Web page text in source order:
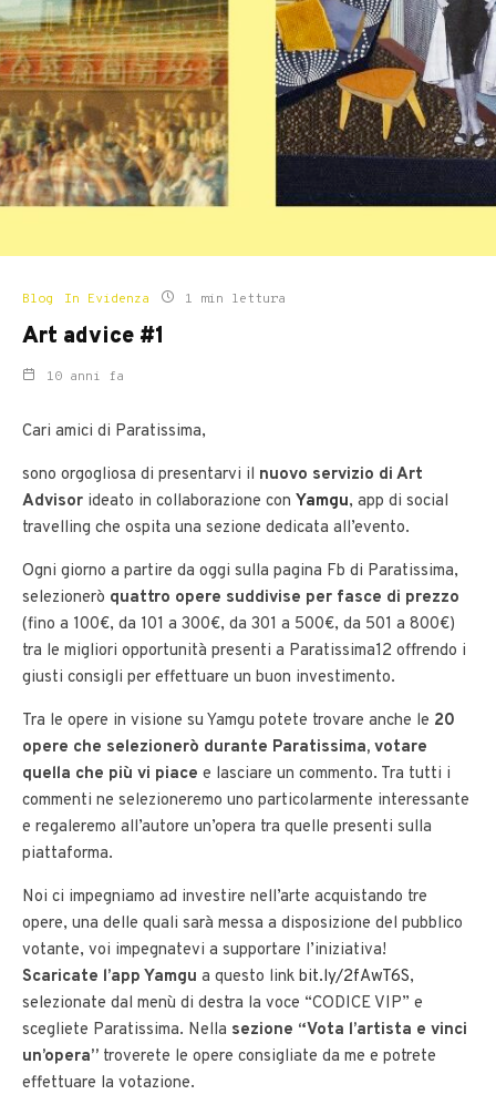
Blog In Evidenza 1 min lettura
Art advice #1
10 anni fa
Cari amici di Paratissima,
sono orgogliosa di presentarvi il nuovo servizio di Art
Advisor ideato in collaborazione con Yamgu, app di social
travelling che ospita una sezione dedicata all’evento.
Ogni giorno a partire da oggi sulla pagina Fb di Paratissima,
selezionerò quattro opere suddivise per fasce di prezzo
(fino a 100€, da 101 a 300€, da 301 a 500€, da 501 a 800€)
tra le migliori opportunità presenti a Paratissima12 offrendo i
giusti consigli per effettuare un buon investimento.
Tra le opere in visione su Yamgu potete trovare anche le 20
opere che selezionerò durante Paratissima, votare
quella che più vi piace e lasciare un commento. Tra tutti i
commenti ne selezioneremo uno particolarmente interessante
e regaleremo all’autore un’opera tra quelle presenti sulla
piattaforma.
Noi ci impegniamo ad investire nell’arte acquistando tre
opere, una delle quali sarà messa a disposizione del pubblico
votante, voi impegnatevi a supportare l’iniziativa!
Scaricate l’app Yamgu a questo link bit.ly/2fAwT6S,
selezionate dal menù di destra la voce “CODICE VIP” e
scegliete Paratissima. Nella sezione “Vota l’artista e vinci
un’opera” troverete le opere consigliate da me e potrete
effettuare la votazione.